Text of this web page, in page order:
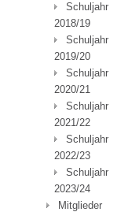
Schuljahr
2018/19
Schuljahr
2019/20
Schuljahr
2020/21
Schuljahr
2021/22
Schuljahr
2022/23
Schuljahr
2023/24
Mitglieder